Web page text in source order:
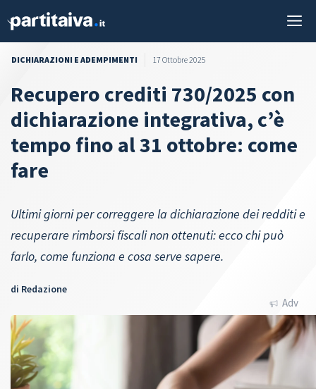
DICHIARAZIONI E ADEMPIMENTI 17 Ottobre 2025
Recupero crediti 730/2025 con
dichiarazione integrativa, c’è
tempo fino al 31 ottobre: come
fare
Ultimi giorni per correggere la dichiarazione dei redditi e
recuperare rimborsi fiscali non ottenuti: ecco chi può
farlo, come funziona e cosa serve sapere.
di Redazione
Adv